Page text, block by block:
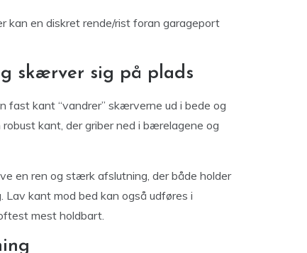
en diskret rende/rist foran garageport
skærver sig på plads
fast kant “vandrer” skærverne ud i bede og
kant, der griber ned i bærelagene og
en ren og stærk afslutning, der både holder
kant mod bed kan også udføres i
mest holdbart.